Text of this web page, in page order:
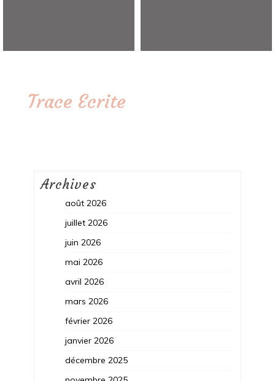
Trace Ecrite
Archives
août 2026
juillet 2026
juin 2026
mai 2026
avril 2026
mars 2026
février 2026
janvier 2026
décembre 2025